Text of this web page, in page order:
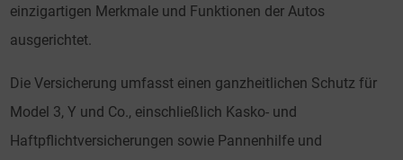
einzigartigen Merkmale und Funktionen der Autos
ausgerichtet.
Die Versicherung umfasst einen ganzheitlichen Schutz für
Model 3, Y und Co., einschließlich Kasko- und
Haftpflichtversicherungen sowie Pannenhilfe und